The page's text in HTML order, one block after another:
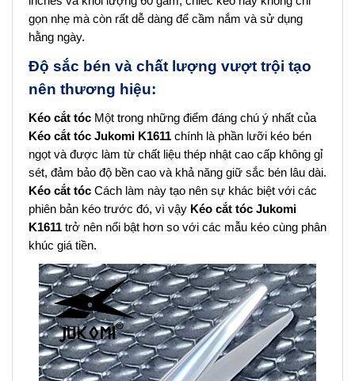
gọn nhẹ mà còn rất dễ dàng để cầm nắm và sử dụng
hằng ngày.
Độ sắc bén và chất lượng vượt trội tạo
nên thương hiệu:
Kéo cắt tóc Một trong những điểm đáng chú ý nhất của
Kéo cắt tóc Jukomi K1611 chính là phần lưỡi kéo bén
ngọt và được làm từ chất liệu thép nhật cao cấp không gỉ
sét, đảm bảo độ bền cao và khả năng giữ sắc bén lâu dài.
Kéo cắt tóc Cách làm này tạo nên sự khác biệt với các
phiên bản kéo trước đó, vì vậy Kéo cắt tóc Jukomi
K1611 trở nên nổi bật hơn so với các mẫu kéo cùng phân
khúc giá tiền.